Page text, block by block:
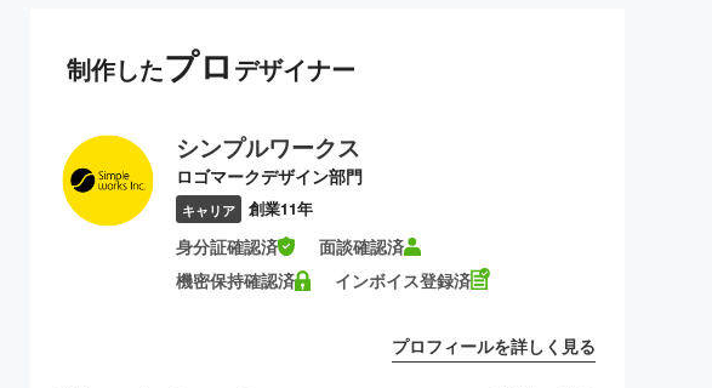
制作したプロ デザイナー
シンプルワークス
ロゴマークデザイン部門
キャリア 創業11年
身分証確認済
面談確認済
機密保持確認済
インボイス登録済
プロフィールを詳しく見る